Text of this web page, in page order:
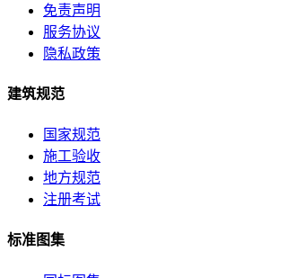
免责声明
服务协议
隐私政策
建筑规范
国家规范
施工验收
地方规范
注册考试
标准图集